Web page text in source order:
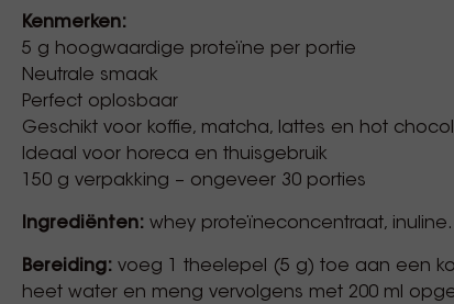
Kenmerken:
5 g hoogwaardige proteïne per portie
Neutrale smaak
Perfect oplosbaar
Geschikt voor koffie, matcha, lattes en hot
Ideaal voor horeca en thuisgebruik
150 g verpakking – ongeveer 30 porties
Ingrediënten: whey proteïneconcentraat, inuline.
Bereiding: voeg 1 theelepel (5 g) toe aan een
heet water en meng vervolgens met 200 ml